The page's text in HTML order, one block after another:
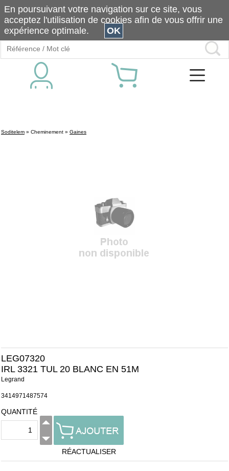
Soditelem » Cheminement » Gaines
LEG07320
IRL 3321 TUL 20 BLANC EN 51M
Legrand
3414971487574
QUANTITÉ
RÉACTUALISER
En poursuivant votre navigation sur ce site, vous
acceptez l'utilisation de cookies afin de vous offrir une
expérience optimale.
OK